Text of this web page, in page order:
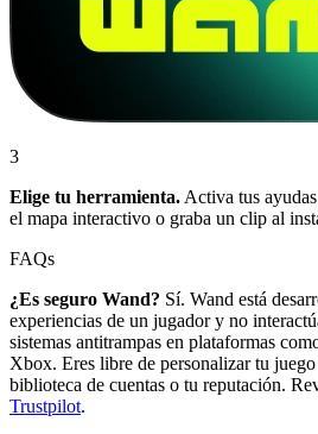
3
Elige tu herramienta. Activa tus
el mapa interactivo o graba un clip al
FAQs
¿Es seguro Wand? Sí. Wand está
experiencias de un jugador y no
sistemas antitrampas en plataformas
Xbox. Eres libre de personalizar tu
biblioteca de cuentas o tu reputación.
Trustpilot.